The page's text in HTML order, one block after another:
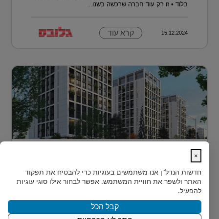
בלוד • זו רק עוד חברה שרכשה בשנו...
15.12.2024 קרא עוד
כשחושבים על השקעות נדל"ן מעבר לים, מדינה אחת
נמצאת בשנים האחרונות בראש הרשימה של משקיעים
ישראלים רבים: גאורגיה. ...
×
חדשות הנדל"ן אנו משתמשים בעוגיות כדי להבטיח את תפקוד
האתר ולשפר את חוויית המשתמש. אפשר לבחור אילו סוגי עוגיות
להפעיל.
קבל הכל